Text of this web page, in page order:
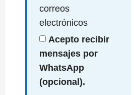
correos
electrónicos
Acepto recibir
mensajes por
WhatsApp
(opcional).